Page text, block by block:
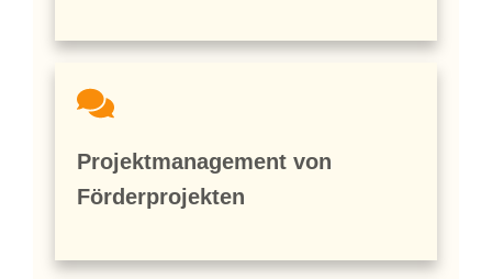
Projektmanagement von
Förderprojekten